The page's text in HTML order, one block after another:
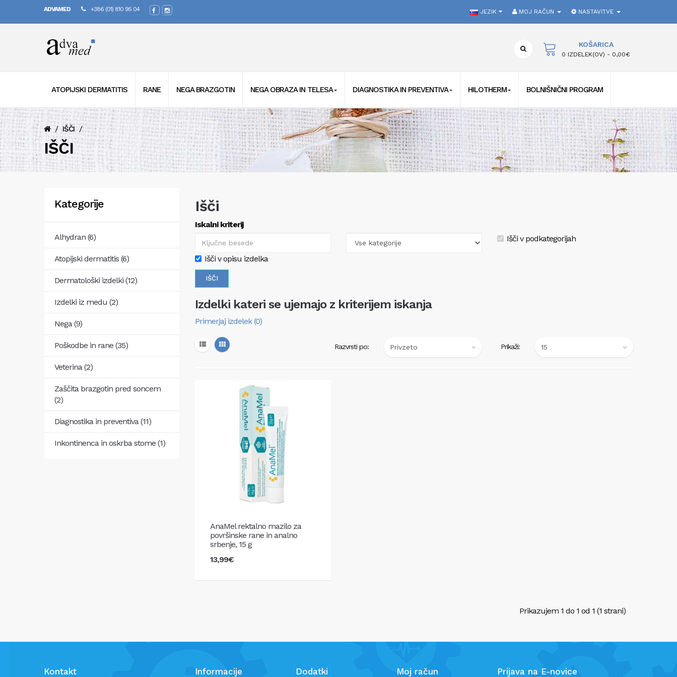
ADVAMED +386 (01) 810 95 04 JEZIK MOJ RAČUN NASTAVITVE
KOŠARICA
0 IZDELEK(OV) - 0,00€
ATOPIJSKI DERMATITIS RANE NEGA BRAZGOTIN NEGA OBRAZA IN TELESA DIAGNOSTIKA IN PREVENTIVA HILOTHERM BOLNIŠNIČNI PROGRAM
/ IŠČI /
IŠČI
Kategorije
Alhydran (6)
Atopijski dermatitis (6)
Dermatološki izdelki (12)
Izdelki iz medu (2)
Nega (9)
Poškodbe in rane (35)
Veterina (2)
Zaščita brazgotin pred soncem
(2)
Diagnostika in preventiva (11)
Inkontinenca in oskrba stome (1)
Išči
Iskalni kriterij
Išči v podkategorijah
Išči v opisu izdelka
Izdelki kateri se ujemajo z kriterijem iskanja
Primerjaj izdelek (0)
Razvrsti po: Prikaži:
AnaMel rektalno mazilo za
površinske rane in analno
srbenje, 15 g
13,99€
Prikazujem 1 do 1 od 1 (1 strani)
Kontakt Informacije Dodatki Moj račun Prijava na E-novice